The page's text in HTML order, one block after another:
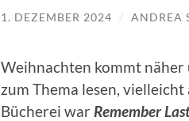
1. DEZEMBER 2024 / ANDREA
Weihnachten kommt
zum Thema lesen,
Bücherei war Remember